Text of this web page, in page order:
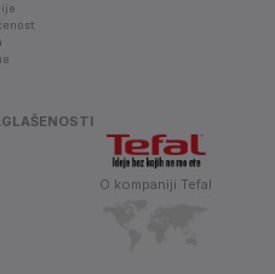
O kompaniji Tefal